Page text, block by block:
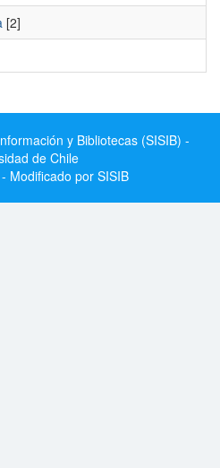
[2]
y Bibliotecas (SISIB) -
de Chile
Modificado por SISIB